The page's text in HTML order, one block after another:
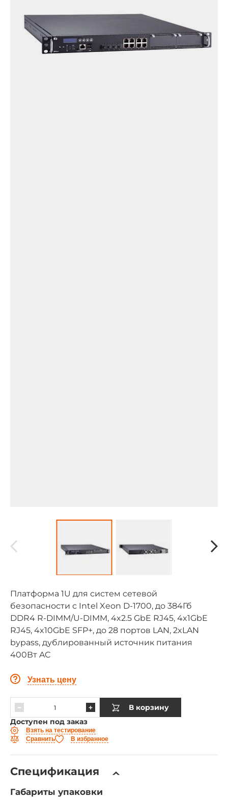
Платформа 1U для систем сетевой
безопасности с Intel Xeon D-1700, до 384Гб
DDR4 R-DIMM/U-DIMM, 4x2.5 GbE RJ45, 4x1GbE
RJ45, 4x10GbE SFP+, до 28 портов LAN, 2xLAN
bypass, дублированный источник питания
400Вт AC
Узнать цену
В корзину
Доступен под заказ
Взять на тестирование
Сравнить
В избранное
Спецификация
Габариты упаковки